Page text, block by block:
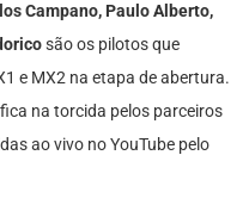
Campano, Paulo Alberto,
são os pilotos que
e MX2 na etapa de abertura.
fica na torcida pelos parceiros
ao vivo no YouTube pelo